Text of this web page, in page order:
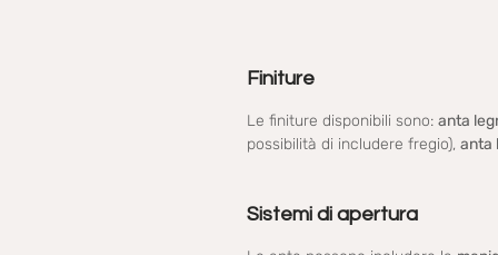
Finiture
Le finiture disponibili sono: anta
possibilità di includere fregio), anta
Sistemi di apertura